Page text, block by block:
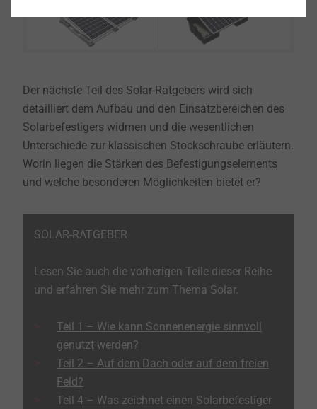
Der nächste Teil des Solar-Ratgebers wird sich
detailliert dem Aufbau und den Einsatzbereichen des
Solarbefestigers widmen und die wesentlichen
Unterschiede zur klassischen Stockschraube erläutern.
Worin liegen die Stärken des Befestigungselements
und welche besonderen Möglichkeiten bietet er?
SOLAR-RATGEBER
Lesen Sie auch die vorherigen Teile dieser Reihe
und erfahren Sie mehr zum Thema Solar.
Teil 1 – Wie kann Sonnenenergie sinnvoll
genutzt werden?
Teil 2 – Auf dem Dach oder auf dem freien
Feld?
Teil 4 – Was zeichnet einen Solarbefestiger